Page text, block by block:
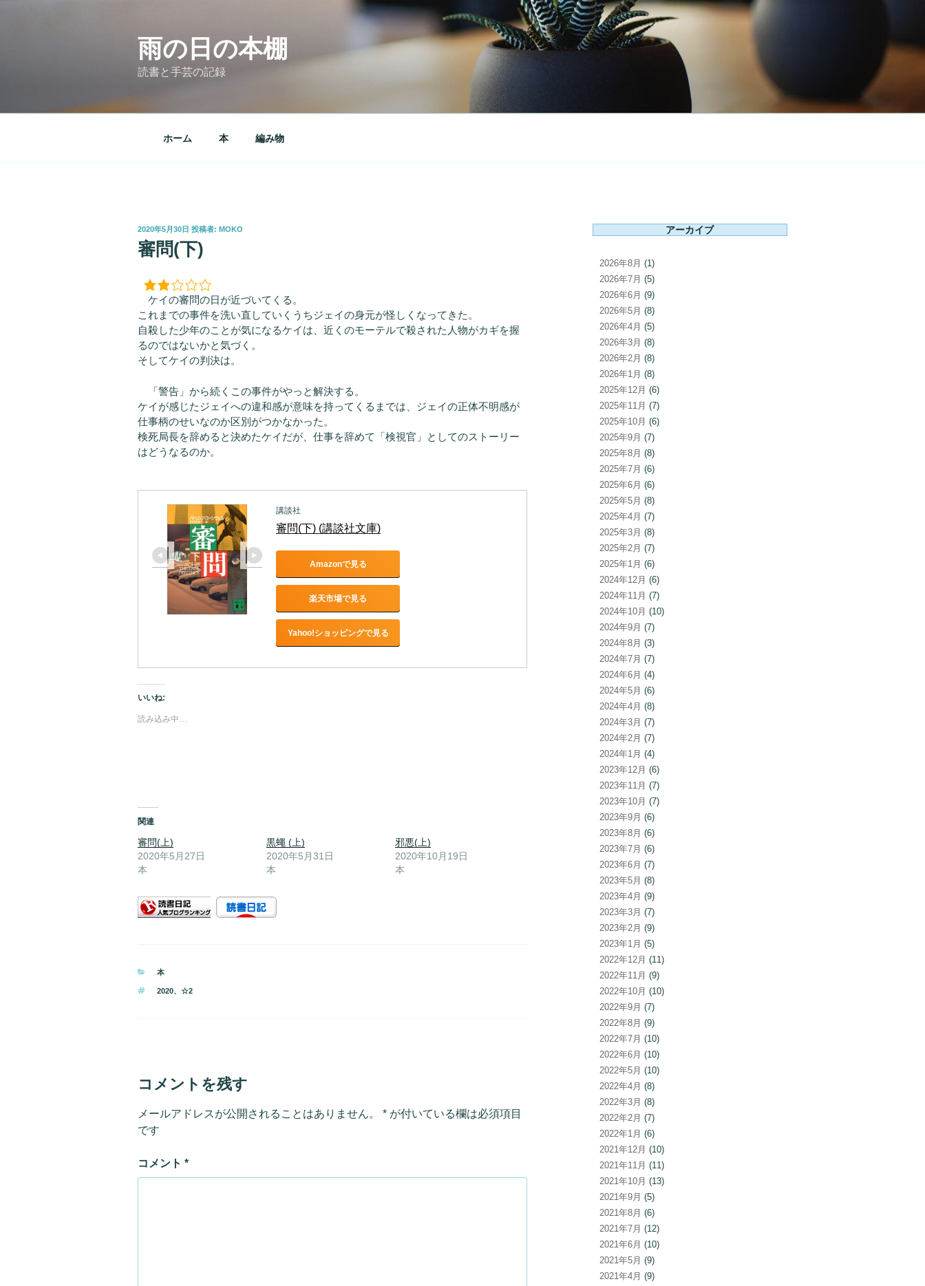
雨の日の本棚
読書と手芸の記録
ホーム 本 編み物
投
稿
日:
2020年5月30日 投稿者: MOKO
審問(下)
ケイの審問の日が近づいてくる。
これまでの事件を洗い直していくうちジェイの身元が怪しくなってきた。
自殺した少年のことが気になるケイは、近くのモーテルで殺された人物がカギを握
るのではないかと気づく。
そしてケイの判決は。
「警告」から続くこの事件がやっと解決する。
ケイが感じたジェイへの違和感が意味を持ってくるまでは、ジェイの正体不明感が
仕事柄のせいなのか区別がつかなかった。
検死局長を辞めると決めたケイだが、仕事を辞めて「検視官」としてのストーリー
はどうなるのか。
講談社
審問(下) (講談社文庫)
Amazonで見る
楽天市場で見る
Yahoo!ショッピングで見る
いいね:
読み込み中…
関連
審問(上)
2020年5月27日
本
黒蠅 (上)
2020年5月31日
本
邪悪(上)
2020年10月19日
本
カ
ゴ
本
タ
2020、 ☆2
コメントを残す
メールアドレスが公開されることはありません。 * が付いている欄は必須項目
です
コメント *
アーカイブ
2026年8月 (1)
2026年7月 (5)
2026年6月 (9)
2026年5月 (8)
2026年4月 (5)
2026年3月 (8)
2026年2月 (8)
2026年1月 (8)
2025年12月 (6)
2025年11月 (7)
2025年10月 (6)
2025年9月 (7)
2025年8月 (8)
2025年7月 (6)
2025年6月 (6)
2025年5月 (8)
2025年4月 (7)
2025年3月 (8)
2025年2月 (7)
2025年1月 (6)
2024年12月 (6)
2024年11月 (7)
2024年10月 (10)
2024年9月 (7)
2024年8月 (3)
2024年7月 (7)
2024年6月 (4)
2024年5月 (6)
2024年4月 (8)
2024年3月 (7)
2024年2月 (7)
2024年1月 (4)
2023年12月 (6)
2023年11月 (7)
2023年10月 (7)
2023年9月 (6)
2023年8月 (6)
2023年7月 (6)
2023年6月 (7)
2023年5月 (8)
2023年4月 (9)
2023年3月 (7)
2023年2月 (9)
2023年1月 (5)
2022年12月 (11)
2022年11月 (9)
2022年10月 (10)
2022年9月 (7)
2022年8月 (9)
2022年7月 (10)
2022年6月 (10)
2022年5月 (10)
2022年4月 (8)
2022年3月 (8)
2022年2月 (7)
2022年1月 (6)
2021年12月 (10)
2021年11月 (11)
2021年10月 (13)
2021年9月 (5)
2021年8月 (6)
2021年7月 (12)
2021年6月 (10)
2021年5月 (9)
2021年4月 (9)